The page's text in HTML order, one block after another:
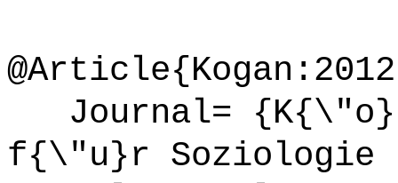
Journal=
f{\"u}r Soziologie